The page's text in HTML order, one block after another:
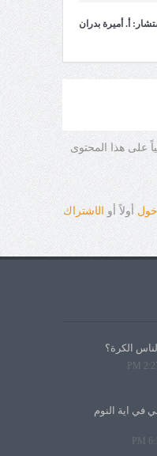
أ. أميرة بدران
على هذا المحتوى
أولاً أو الاشتراك
الكرة؟
في آية النوم